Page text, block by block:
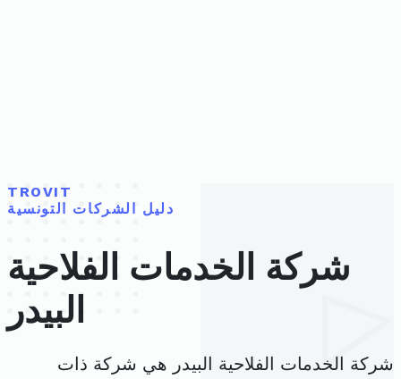
TROVIT
دليل الشركات التونسية
شركة الخدمات الفلاحية
البيدر
شركة الخدمات الفلاحية البيدر هي شركة ذات